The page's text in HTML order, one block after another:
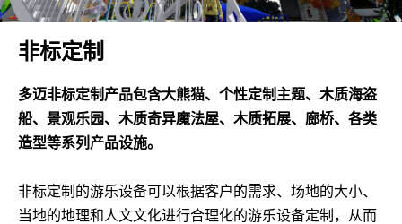
非标定制
多迈非标定制产品包含大熊猫、个性定制主题、木质海盗
船、景观乐园、木质奇异魔法屋、木质拓展、廊桥、各类
造型等系列产品设施。
非标定制的游乐设备可以根据客户的需求、场地的大小、
当地的地理和人文文化进行合理化的游乐设备定制，从而